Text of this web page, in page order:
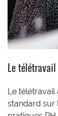
Le
Le télétravail
standard sur